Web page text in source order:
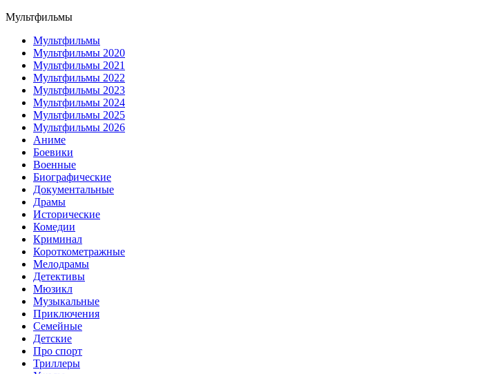
Мультфильмы
Мультфильмы
Мультфильмы 2020
Мультфильмы 2021
Мультфильмы 2022
Мультфильмы 2023
Мультфильмы 2024
Мультфильмы 2025
Мультфильмы 2026
Аниме
Боевики
Военные
Биографические
Документальные
Драмы
Исторические
Комедии
Криминал
Короткометражные
Мелодрамы
Детективы
Мюзикл
Музыкальные
Приключения
Семейные
Детские
Про спорт
Триллеры